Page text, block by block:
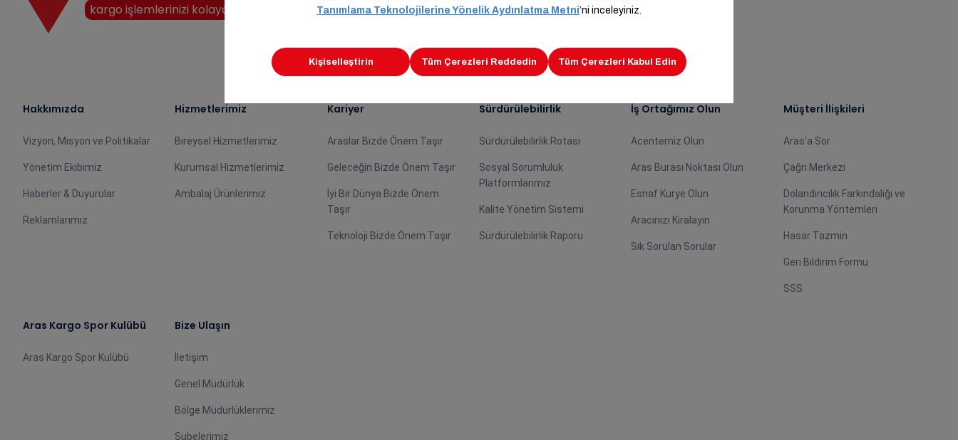
kargo işlemlerinizi kolayca halledin!
Hakkımızda
Vizyon, Misyon ve Politikalar
Yönetim Ekibimiz
Haberler & Duyurular
Reklamlarımız
Hizmetlerimiz
Bireysel Hizmetlerimiz
Kurumsal Hizmetlerimiz
Ambalaj Ürünlerimiz
Kariyer
Araslar Bizde Önem Taşır
Geleceğin Bizde Önem Taşır
İyi Bir Dünya Bizde Önem
Taşır
Teknoloji Bizde Önem Taşır
Sürdürülebilirlik
Sürdürülebilirlik Rotası
Sosyal Sorumluluk
Platformlarımız
Kalite Yönetim Sistemi
Sürdürülebilirlik Raporu
İş Ortağımız Olun
Acentemiz Olun
Aras Burası Noktası Olun
Esnaf Kurye Olun
Aracınızı Kiralayın
Sık Sorulan Sorular
Müşteri İlişkileri
Aras'a Sor
Çağrı Merkezi
Dolandırıcılık Farkındalığı ve
Korunma Yöntemleri
Hasar Tazmin
Geri Bildirim Formu
SSS
Aras Kargo Spor Kulübü
Aras Kargo Spor Kulübü
Bize Ulaşın
İletişim
Genel Müdürlük
Bölge Müdürlüklerimiz
Şubelerimiz